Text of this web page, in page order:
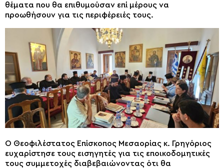
θέματα που θα επιθυμούσαν επί μέρους να
προωθήσουν για τις περιφέρειές τους.
Ο Θεοφιλέστατος Επίσκοπος Μεσαορίας κ. Γρηγόριος
ευχαρίστησε τους εισηγητές για τις εποικοδομητικές
τους συμμετοχές διαβεβαιώνοντας ότι θα